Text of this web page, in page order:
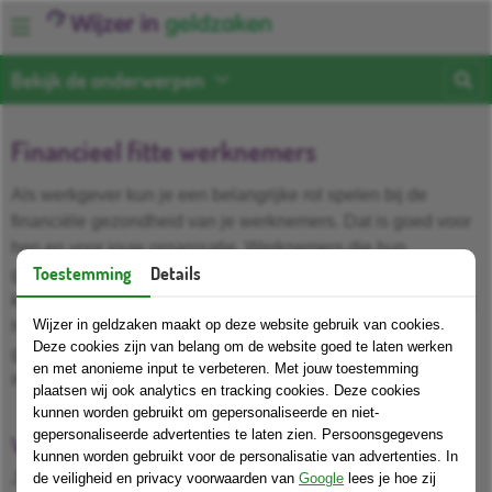
Bekijk de onderwerpen
Financieel fitte werknemers
financiële gezondheid van je werknemers. Dat is goed voor
hen en voor jouw organisatie. Werknemers die hun
geldzaken op orde hebben, ervaren vaak minder stress,
kunnen zich beter concentreren en werken productiever. Wij
helpen je om werknemers te ondersteunen bij hun
geldzaken en om ze te verwijzen naar betrouwbare
informatie en hulp.
Wijzer in geldzaken als betrouwbare wegwijzer
Je kunt werknemers wijzen op onze pagina's over het op
Toestemming Details
Wijzer in geldzaken maakt op deze website gebruik van cookies.
Deze cookies zijn van belang om de website goed te laten werken
en met anonieme input te verbeteren. Met jouw toestemming
plaatsen wij ook analytics en tracking cookies. Deze cookies
kunnen worden gebruikt om gepersonaliseerde en niet-
gepersonaliseerde advertenties te laten zien. Persoonsgegevens
kunnen worden gebruikt voor de personalisatie van advertenties. In
de veiligheid en privacy voorwaarden van Google lees je hoe zij